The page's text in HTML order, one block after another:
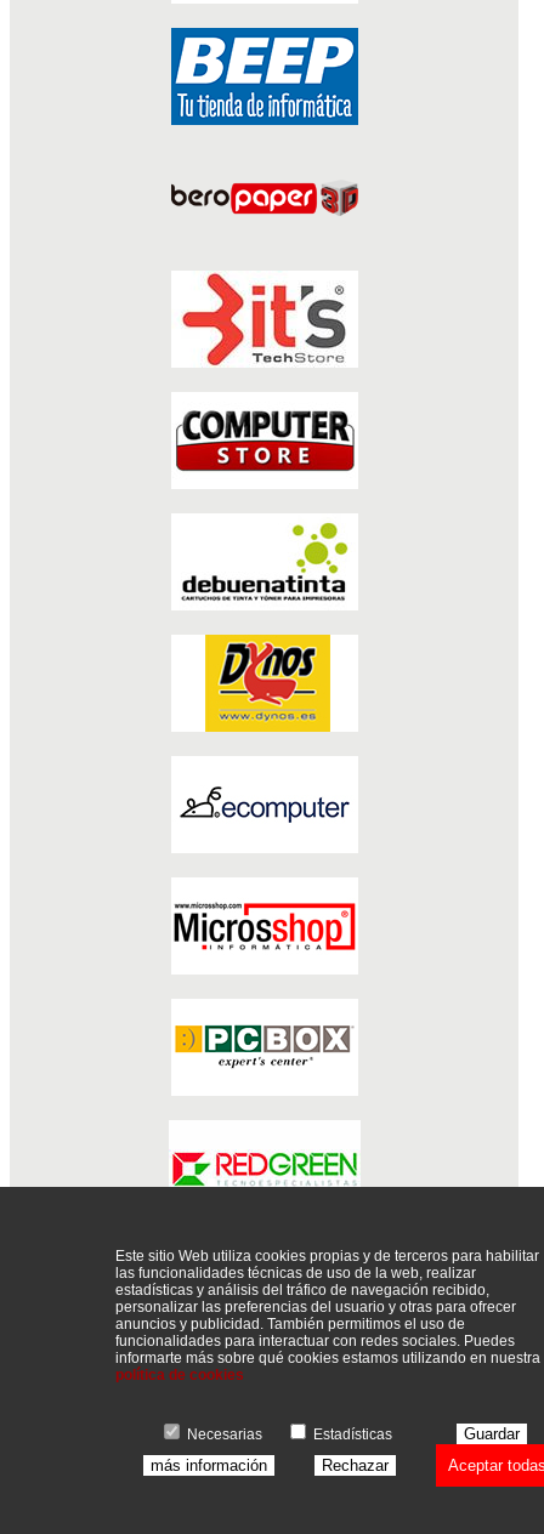
CONSUMIBLES DISE?O WEB FOTOGRAF?A
INFORM?
SERVICIO T?CNICO TELEFON?A E INTERNET
P�gina recomendada por
Mayoristas inform�tica, distribuidores y proveedores de inform�tica
Este sitio Web utiliza cookies propias y de terceros para habilitar
las funcionalidades técnicas de uso de la web, realizar
estadísticas y análisis del tráfico de navegación recibido,
personalizar las preferencias del usuario y otras para ofrecer
anuncios y publicidad. También permitimos el uso de
funcionalidades para interactuar con redes sociales. Puedes
informarte más sobre qué cookies estamos utilizando en nuestra
política de cookies
Necesarias Estadísticas
Guardar
más información
Rechazar Aceptar